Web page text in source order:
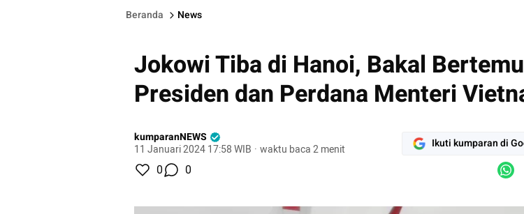
Beranda News
Jokowi Tiba di Hanoi, Bakal Bertemu
Presiden dan Perdana Menteri
kumparanNEWS
11 Januari 2024 17:58 WIB · waktu baca 2 menit Ikuti kumparan di
0 0